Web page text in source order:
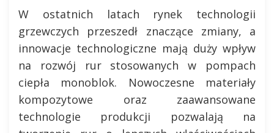
W ostatnich latach rynek technologii
grzewczych przeszedł znaczące zmiany, a
innowacje technologiczne mają duży wpływ
na rozwój rur stosowanych w pompach
ciepła monoblok. Nowoczesne materiały
kompozytowe oraz zaawansowane
technologie produkcji pozwalają na